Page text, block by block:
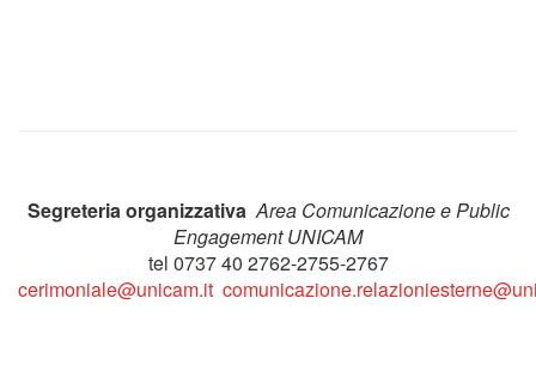
Segreteria organizzativaArea Comunicazione e Public
Engagement UNICAM
tel 0737 40 2762-2755-2767
cerimoniale@unicam.it